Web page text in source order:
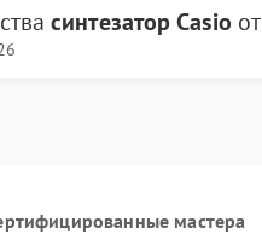
синтезатор Casio от
мастера